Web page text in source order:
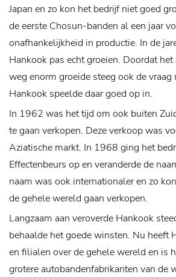
Japan en zo kon het bedrijf niet goed
de eerste Chosun-banden al een jaar
onafhankelijkheid in productie. In de
Hankook pas echt groeien. Doordat het
weg enorm groeide steeg ook de vraag
Hankook speelde daar goed op in.
In 1962 was het tijd om ook buiten
te gaan verkopen. Deze verkoop was
Aziatische markt. In 1968 ging het
Effectenbeurs op en veranderde de
naam was ook internationaler en zo
de gehele wereld gaan verkopen.
Langzaam aan veroverde Hankook
behaalde het goede winsten. Nu heeft
en filialen over de gehele wereld en is
grotere autobandenfabrikanten van de